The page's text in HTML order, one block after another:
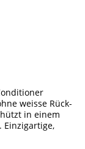
weisse Rück-
in einem
Einzigartige,